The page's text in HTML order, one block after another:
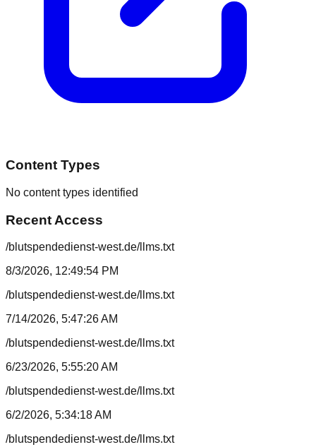
Content Types
No content types identified
Recent Access
/blutspendedienst-west.de/llms.txt
8/3/2026, 12:49:54 PM
/blutspendedienst-west.de/llms.txt
7/14/2026, 5:47:26 AM
/blutspendedienst-west.de/llms.txt
6/23/2026, 5:55:20 AM
/blutspendedienst-west.de/llms.txt
6/2/2026, 5:34:18 AM
/blutspendedienst-west.de/llms.txt